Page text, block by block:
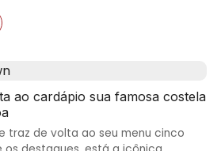
ao cardápio sua famosa costela
traz de volta ao seu menu cinco